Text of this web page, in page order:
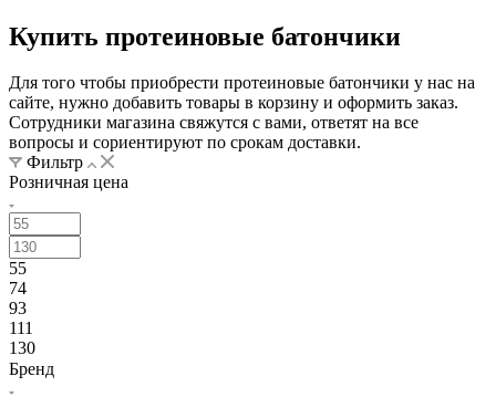
Купить протеиновые батончики
Для того чтобы приобрести протеиновые батончики у нас на
сайте, нужно добавить товары в корзину и оформить заказ.
Сотрудники магазина свяжутся с вами, ответят на все
вопросы и сориентируют по срокам доставки.
Фильтр
Розничная цена
55
74
93
111
130
Бренд